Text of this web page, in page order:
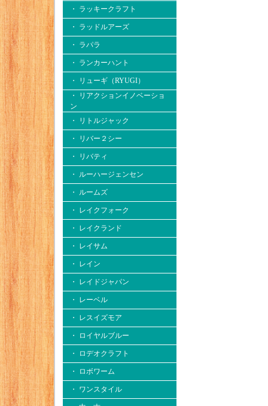
・ ラッキークラフト
・ ラッドルアーズ
・ ラパラ
・ ランカーハント
・ リューギ（RYUGI）
・ リアクションイノベーショ
ン
・ リトルジャック
・ リバー２シー
・ リバティ
・ ルーハージェンセン
・ ルームズ
・ レイクフォーク
・ レイクランド
・ レイサム
・ レイン
・ レイドジャパン
・ レーベル
・ レスイズモア
・ ロイヤルブルー
・ ロデオクラフト
・ ロボワーム
・ ワンスタイル